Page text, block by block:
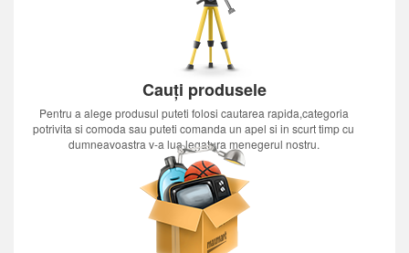
Cauți produsele
Pentru a alege produsul puteti folosi cautarea rapida,categoria
potrivita si comoda sau puteti comanda un apel si in scurt timp cu
dumneavoastra v-a lua legatura menegerul nostru.